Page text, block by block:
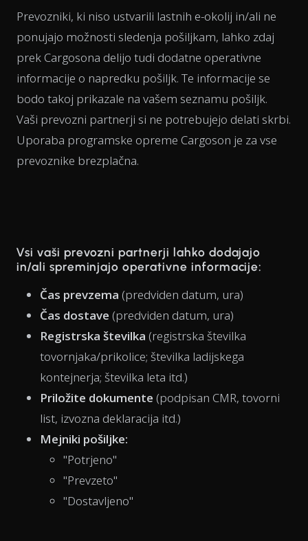
Prevozniki, ki niso ustvarili lastnih e-okolij in/ali ne
ponujajo možnosti sledenja pošiljkam, lahko zdaj
prek Cargosona delijo tudi dodatne operativne
informacije o napredku pošiljk. Te informacije se
bodo takoj prikazale na vašem seznamu pošiljk.
Vaši prevozni partnerji si ne potrebujejo delati skrbi.
Uporaba programske opreme Cargoson je za vse
prevoznike brezplačna.
Vsi vaši prevozni partnerji lahko dodajajo
in/ali spreminjajo operativne informacije:
Čas prevzema (predviden datum, ura)
Čas dostave (predviden datum, ura)
Registrska številka (registrska številka
tovornjaka/prikolice; številka ladijskega
kontejnerja; številka leta itd.)
Priložite dokumente (podpisan CMR, tovorni
list, izvozna deklaracija itd.)
Mejniki pošiljke:
"Potrjeno"
"Prevzeto"
"Dostavljeno"